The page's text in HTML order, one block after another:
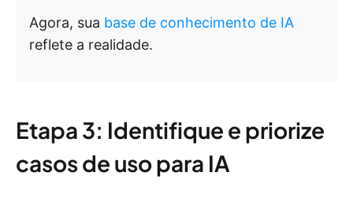
Agora, sua base de conhecimento de IA
reflete a realidade.
Etapa 3: Identifique e priorize
casos de uso para IA